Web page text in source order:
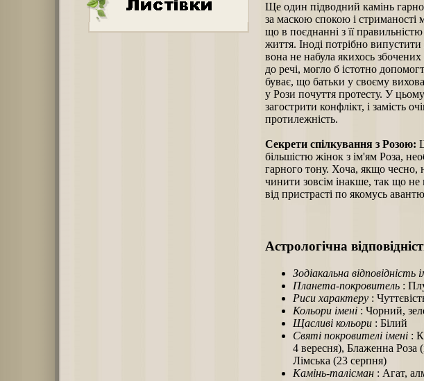
Ще один підводний камінь
за маскою спокою і стриманості
що в поєднанні з її
життя. Іноді потрібно
вона не набула якихось
до речі, могло б істотно
буває, що батьки у своєму
у Рози почуття протесту. У
загострити конфлікт, і замість
протилежність.
Секрети спілкування з Розою:
більшістю жінок з ім'ям Роза,
гарного тону. Хоча, якщо чесно,
чинити зовсім інакше, так що не
від пристрасті по якомусь
Астрологічна
Зодіакальна відповідність
Планета-покровитель :
Риси характеру :
Кольори імені : Чорний,
Щасливі кольори : Білий
Святі покровителі імені :
4 вересня), Блаженна Роза
Лімська (23 серпня)
Камінь-талісман : Агат,